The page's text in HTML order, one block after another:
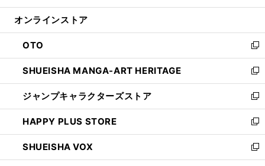
開
ン
ウ
で
開
く
ウ
ン
ド
ウ
で
開
く
オンラインストア
OTO
新
し
い
ウ
ィ
ン
ド
ウ
で
開
SHUEISHA MANGA-ART HERITAGE
新
し
い
ウ
ィ
ン
ド
ウ
ジャンプキャラクターズストア
新
し
い
ウ
ィ
ン
HAPPY PLUS STORE
新
し
い
ウ
SHUEISHA VOX
新
し